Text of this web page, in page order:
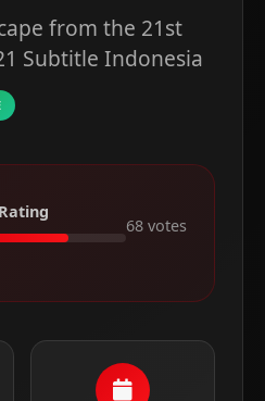
from the 21st
Subtitle Indonesia
68 votes